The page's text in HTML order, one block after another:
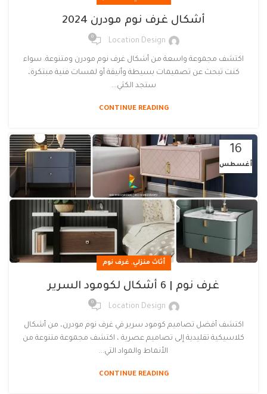
أشكال غرف نوم مودرن 2024
Location Design
0
اكتشف مجموعة واسعة من أشكال غرف نوم مودرن ومتنوعة. سواء
كنت تبحث عن تصميمات بسيطة وأنيقة أو لمسات فنية مبتكرة،
ستجد الكثي...
CONTINUE READING
16
أغسطس
أثاث منزلي, غرف نوم
غرف نوم | 6 أشكال لكومود السرير
Location Design
0
اكتشف أفضل تصاميم كومود سرير في غرف نوم مودرن، من أشكال
كلاسيكية تقليدية إلى تصاميم عصرية ، اكتشف مجموعة متنوعة من
الأنماط والمواد التي...
CONTINUE READING